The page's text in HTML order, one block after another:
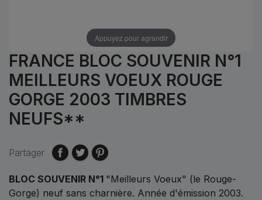
Appuyez pour agrandir
FRANCE BLOC SOUVENIR N°1
MEILLEURS VOEUX ROUGE
GORGE 2003 TIMBRES
NEUFS**
Partager
BLOC SOUVENIR N°1 "Meilleurs Voeux" (le Rouge-
Gorge) neuf sans charnière. Année d'émission 2003.